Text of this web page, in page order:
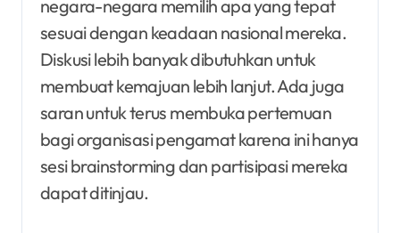
negara-negara memilih apa yang tepat
sesuai dengan keadaan nasional mereka.
Diskusi lebih banyak dibutuhkan untuk
membuat kemajuan lebih lanjut. Ada juga
saran untuk terus membuka pertemuan
bagi organisasi pengamat karena ini hanya
sesi brainstorming dan partisipasi mereka
dapat ditinjau.